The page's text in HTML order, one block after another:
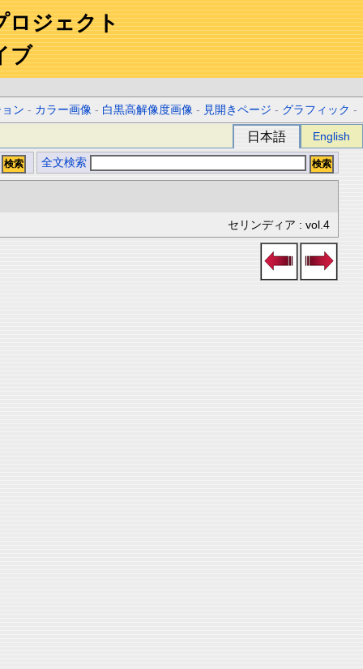
ロジェクト
ブ
ン - カラー画像 - 白黒高解像度画像 - 見開きページ - グラフィック -
日本語 English
全文検索
セリンディア : vol.4